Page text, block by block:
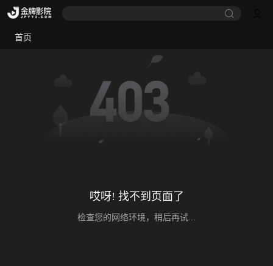
首页
哎呀! 找不到页面了
检查您的网络环境，稍后再试...